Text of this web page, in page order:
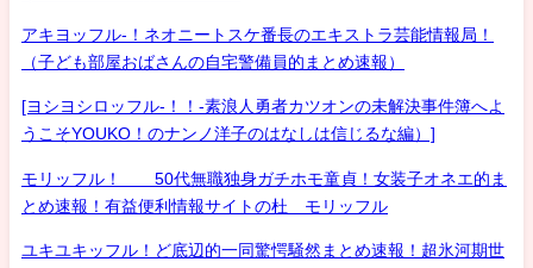
アキヨッフル-！ネオニートスケ番長のエキストラ芸能情報局！
（子ども部屋おばさんの自宅警備員的まとめ速報）
[ヨシヨシロッフル-！！-素浪人勇者カツオンの未解決事件簿へよ
うこそYOUKO！のナンノ洋子のはなしは信じるな編）]
モリッフル！ 50代無職独身ガチホモ童貞！女装子オネエ的ま
とめ速報！有益便利情報サイトの杜 モリッフル
ユキユキッフル！ど底辺的一同驚愕騒然まとめ速報！超氷河期世